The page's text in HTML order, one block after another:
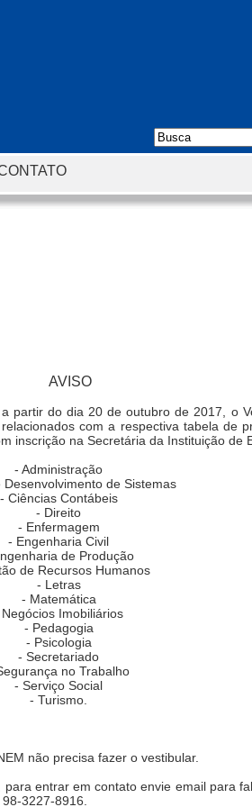
AVISO
partir do dia 20 de outubro de 2017, o
com a respectiva tabela de
inscrição na Secretária da Instituição de
- Administração
Desenvolvimento de Sistemas
- Ciências Contábeis
- Direito
- Enfermagem
- Engenharia Civil
de Produção
de Recursos Humanos
- Letras
- Matemática
Imobiliários
- Pedagogia
- Psicologia
- Secretariado
no Trabalho
- Serviço Social
- Turismo.
não precisa fazer o vestibular.
para entrar em contato envie email para
3227-8916.